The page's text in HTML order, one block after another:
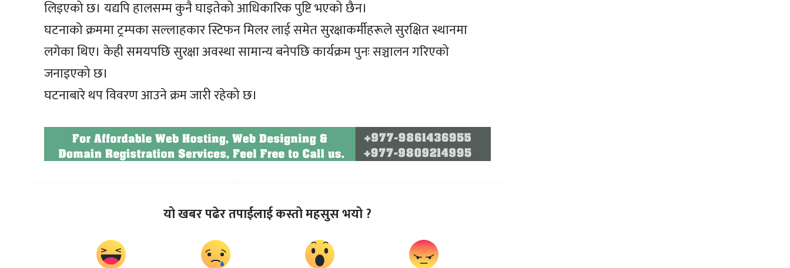
लिइएको छ। यद्यपि हालसम्म कुनै घाइतेको आधिकारिक पुष्टि भएको छैन।
घटनाको क्रममा ट्रम्पका सल्लाहकार स्टिफन मिलर लाई समेत सुरक्षाकर्मीहरूले सुरक्षित स्थानमा
लगेका थिए। केही समयपछि सुरक्षा अवस्था सामान्य बनेपछि कार्यक्रम पुनः सञ्चालन गरिएको
जनाइएको छ।
घटनाबारे थप विवरण आउने क्रम जारी रहेको छ।
यो खबर पढेर तपाईलाई कस्तो महसुस भयो ?